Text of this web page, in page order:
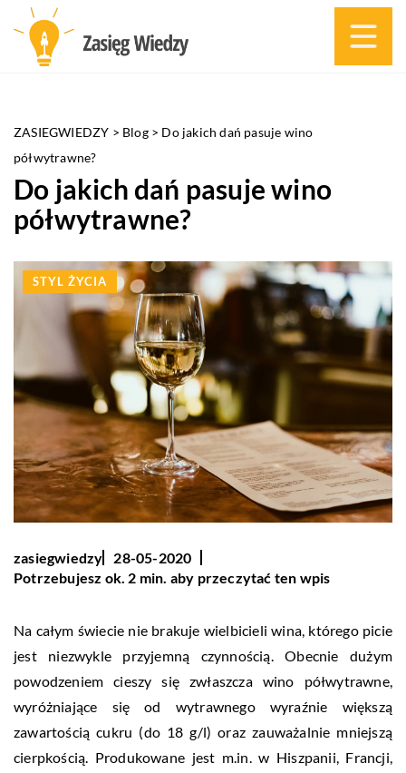
ZASIEGWIEDZY > Blog> Do jakich dań pasuje wino
półwytrawne?
Do jakich dań pasuje wino
półwytrawne?
STYL ŻYCIA
zasiegwiedzy
28-05-2020
Potrzebujesz ok. 2 min. aby przeczytać ten wpis
Na całym świecie nie brakuje wielbicieli wina, którego picie
jest niezwykle przyjemną czynnością. Obecnie dużym
powodzeniem cieszy się zwłaszcza wino półwytrawne,
wyróżniające się od wytrawnego wyraźnie większą
zawartością cukru (do 18 g/l) oraz zauważalnie mniejszą
cierpkością. Produkowane jest m.in. w Hiszpanii, Francji,